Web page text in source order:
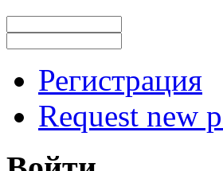
Регистрация
Request new